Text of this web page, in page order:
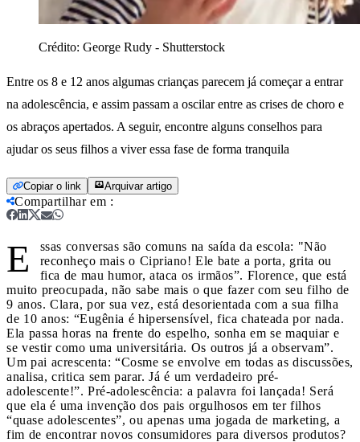
Crédito: George Rudy - Shutterstock
Entre os 8 e 12 anos algumas crianças parecem já começar a entrar
na adolescência, e assim passam a oscilar entre as crises de choro e
os abraços apertados. A seguir, encontre alguns conselhos para
ajudar os seus filhos a viver essa fase de forma tranquila
Copiar o link Arquivar artigo
Compartilhar em :
E
ssas conversas são comuns na saída da escola: "Não
reconheço mais o Cipriano! Ele bate a porta, grita ou
fica de mau humor, ataca os irmãos”. Florence, que está
muito preocupada, não sabe mais o que fazer com seu filho de
9 anos. Clara, por sua vez, está desorientada com a sua filha
de 10 anos: “Eugênia é hipersensível, fica chateada por nada.
Ela passa horas na frente do espelho, sonha em se maquiar e
se vestir como uma universitária. Os outros já a observam”.
Um pai acrescenta: “Cosme se envolve em todas as discussões,
analisa, critica sem parar. Já é um verdadeiro pré-
adolescente!”. Pré-adolescência: a palavra foi lançada! Será
que ela é uma invenção dos pais orgulhosos em ter filhos
“quase adolescentes”, ou apenas uma jogada de marketing, a
fim de encontrar novos consumidores para diversos produtos?